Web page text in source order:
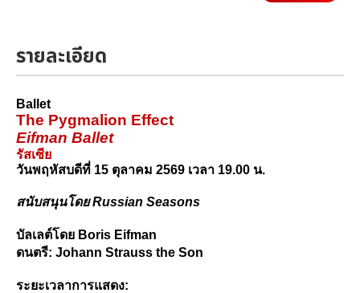
รายละเอียด
Ballet
The Pygmalion Effect
Eifman Ballet
รัสเซีย
วันพฤหัสบดีที่ 15 ตุลาคม 2569 เวลา 19.00 น.
สนับสนุนโดย Russian Seasons
บัลเลต์โดย Boris Eifman
ดนตรี: Johann Strauss the Son
ระยะเวลาการแสดง: